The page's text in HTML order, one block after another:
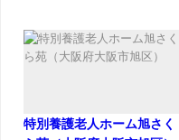
特別養護老人ホーム旭さく